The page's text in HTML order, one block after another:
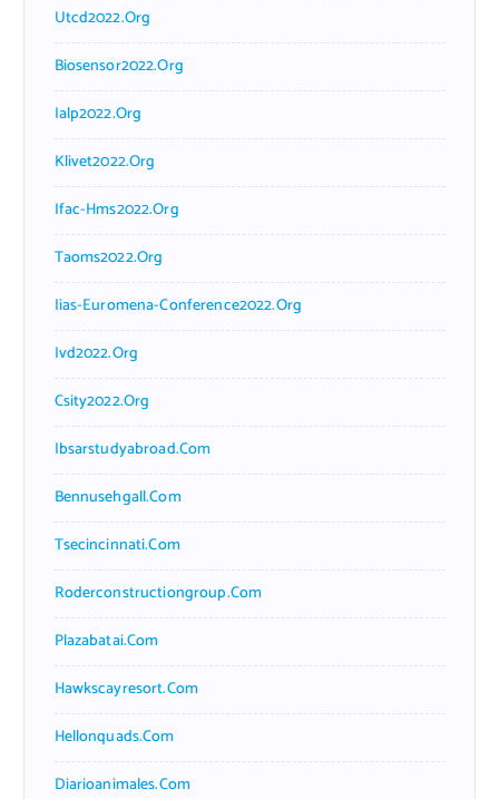
Utcd2022.org
Biosensor2022.org
Ialp2022.org
Klivet2022.org
Ifac-Hms2022.org
Taoms2022.org
Iias-Euromena-Conference2022.org
Ivd2022.org
Csity2022.org
Ibsarstudyabroad.com
Bennusehgall.com
Tsecincinnati.com
Roderconstructiongroup.com
Plazabatai.com
Hawkscayresort.com
Hellonquads.com
Diarioanimales.com